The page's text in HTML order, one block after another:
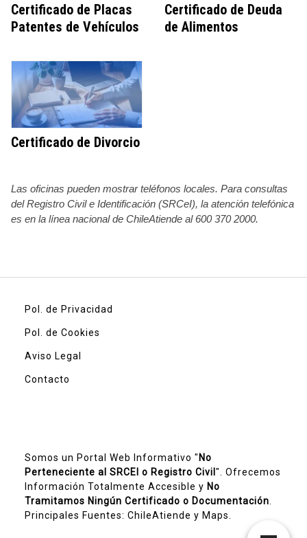
Certificado de Placas
Patentes de Vehículos
Certificado de Deuda
de Alimentos
Certificado de Divorcio
Las oficinas pueden mostrar teléfonos locales. Para consultas
del Registro Civil e Identificación (SRCeI), la atención telefónica
es en la línea nacional de ChileAtiende al 600 370 2000.
Pol. de Privacidad
Pol. de Cookies
Aviso Legal
Contacto
Somos un Portal Web Informativo " No
Perteneciente al SRCEI o Registro Civil ". Ofrecemos
Información Totalmente Accesible y No
Tramitamos Ningún Certificado o Documentación
Principales Fuentes: ChileAtiende y Maps.